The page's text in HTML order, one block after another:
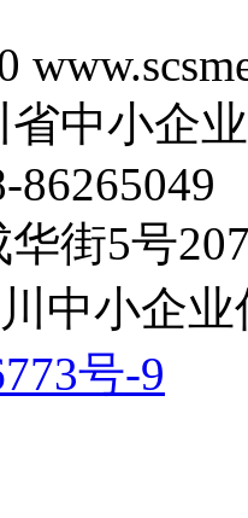
中小企
86265049
街5号
中小企
号-9